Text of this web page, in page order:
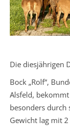
Die diesjährigen
Bock „Rolf“,
Alsfeld,
besonders durch
Gewicht lag mit